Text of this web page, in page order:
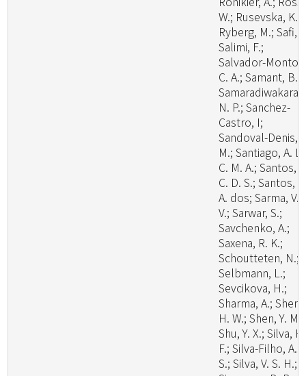
W.; Rusevska, K.;
Ryberg, M.; Safi,
Salimi, F.;
Salvador-
C. A.; Samant, B.;
Samaradiwakara,
N. P.; Sanchez-
Castro, I;
Sandoval-Denis,
M.; Santiago, A. L.
C. M. A.; Santos,
C. D. S.; Santos,
A. dos; Sarma, V.
V.; Sarwar, S.;
Savchenko, A.;
Saxena, R. K.;
Schoutteten, N.;
Selbmann, L.;
Sevcikova, H.;
Sharma, A.; Shen,
H. W.; Shen, Y. M.;
Shu, Y. X.; Silva, H.
F.; Silva-Filho, A.
S.; Silva, V. S. H.;